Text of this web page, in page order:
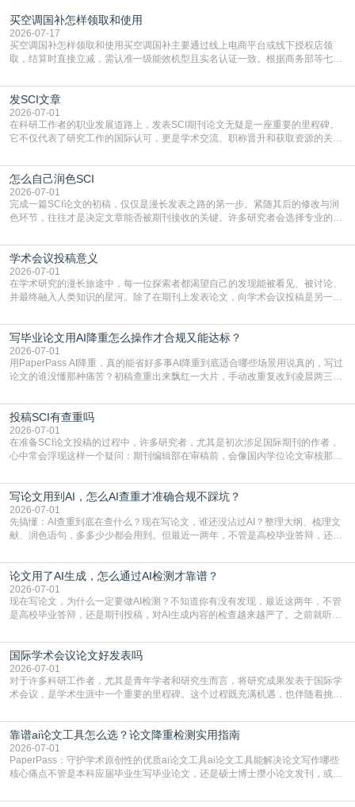
买空调国补怎样领取和使用
2026-07-17
买空调国补怎样领取和使用买空调国补主要通过线上电商平台或线下授权店领
取，结算时直接立减‌，需认准一级能效机型且实名认证一致。根据商务部等七部
能领到补贴首选‌京东APP‌搜索专属口令(如【家电补贴1637】、【国补立省
4949】等，口令会随活动更新，以页面显示为准)进入补贴专场。淘宝/天猫也可
复制粘贴【8$FKFGgJq
发SCI文章
2026-07-01
在科研工作者的职业发展道路上，发表SCI期刊论文无疑是一座重要的里程碑。
它不仅代表了研究工作的国际认可，更是学术交流、职称晋升和获取资源的关键
战与困惑。从选题立意到投稿回应，每一步都需要精心的策略与扎实的工作。本
篇AEIC学术交流中心小编就为大家介绍“发SCI文章”。一、精准定位是成功的第
一步发表SCI文章，首要解决的问题是“投
怎么自己润色SCI
2026-07-01
完成一篇SCI论文的初稿，仅仅是漫长发表之路的第一步。紧随其后的修改与润
色环节，往往才是决定文章能否被期刊接收的关键。许多研究者会选择专业的语
质量，更能在此过程中深化对学术写作的理解。如何系统、高效地打磨自己的论
文，使其在语言和学术表达上更符合国际期刊的要求，是每位研究者值得投入学
习的技能。本篇AEIC学术交流中心小编就为大家介
学术会议投稿意义
2026-07-01
在学术研究的漫长旅途中，每一位探索者都渴望自己的发现能被看见、被讨论、
并最终融入人类知识的星河。除了在期刊上发表论文，向学术会议投稿是另一个
广阔学术天地的大门，连接着个体研究与社会网络。本篇AEIC学术交流中心小编
就为大家介绍“学术会议投稿意义”。一、加速研究成果的传播与反馈学术会议通
常具有周期短、时效性强的特点。相比期刊漫长的
写毕业论文用AI降重怎么操作才合规又能达标？
2026-07-01
用PaperPass AI降重，真的能省好多事AI降重到底适合哪些场景用说真的，写过
论文的谁没懂那种痛苦？初稿查重出来飘红一大片，手动改重复改到凌晨两三
到秃头。这时候靠谱的AI降重真的就是救命稻草，选对工具，半天就能搞定你两
三天都做不完的事。不是所有人都需要用AI降重，但如果你符合下面这些场景，
真的可以试试：初稿写完重复率远超要
投稿SCI有查重吗
2026-07-01
在准备SCI论文投稿的过程中，许多研究者，尤其是初次涉足国际期刊的作者，
心中常会浮现这样一个疑问：期刊编辑部在审稿前，会像国内学位论文审核那
论文的初审通过率。实际上，SCI期刊对重复内容的审查是严谨投稿流程中不可
或缺的一环。本篇AEIC学术交流中心小编就为大家介绍“投稿SCI有查重吗”。
一、查重是标准流程答案是明确的：绝大多数S
写论文用到AI，怎么AI查重才准确合规不踩坑？
2026-07-01
先搞懂：AI查重到底在查什么？现在写论文，谁还没沾过AI？整理大纲、梳理文
献、润色语句，多多少少都会用到。但最近一两年，不管是高校毕业答辩，还是
须加做AI查重。很多人分不清，AI查重和普通查重到底有啥区别？这里说透：普
通查重查的是你的文字和已公开文献的重复比例，防的是抄袭；AI查重查的是你
的内容里，有多少是AI生成的，防的是过
论文用了AI生成，怎么通过AI检测才靠谱？
2026-07-01
现在写论文，为什么一定要做AI检测？不知道你有没有发现，最近这两年，不管
是高校毕业答辩，还是期刊投稿，对AI生成内容的检查越来越严了。之前就听身
要求修改，还差点被判定学术不规范，真的太冤了。现在国内多数高校和核心期
刊，都已经明确出台了相关规定：如果使用AI生成内容辅助写作，必须明确标
注，未标注的AI生成内容会被认定为不符合学
国际学术会议论文好发表吗
2026-07-01
对于许多科研工作者，尤其是青年学者和研究生而言，将研究成果发表于国际学
术会议，是学术生涯中一个重要的里程碑。这个过程既充满机遇，也伴随着挑
疑问：国际学术会议论文到底好不好发表？其价值和难度究竟如何衡量。本篇
AEIC学术交流中心小编就为大家介绍“国际学术会议论文好发表吗”。一、会议论
文发表的相对优势与期刊论文相比，国际会议论文的发
靠谱ai论文工具怎么选？论文降重检测实用指南
2026-07-01
PaperPass：守护学术原创性的优质ai论文工具ai论文工具能解决论文写作哪些
核心痛点不管是本科应届毕业生写毕业论文，还是硕士博士攒小论文发刊，或是
自己逐句读逐句改，熬好几个大夜不说，还经常改不到点上，交上去才发现重复